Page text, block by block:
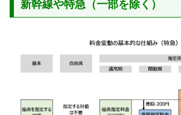
新幹線や特急（一部を除く）